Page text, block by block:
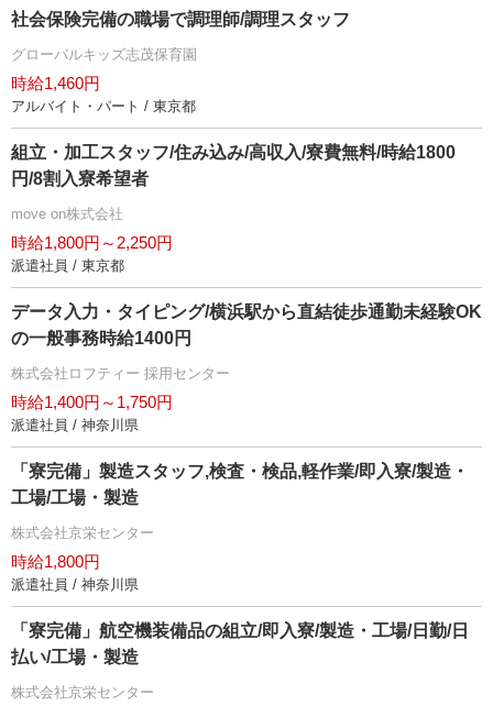
社会保険完備の職場で調理師/調理スタッフ
グローバルキッズ志茂保育園
時給1,460円
アルバイト・パート / 東京都
組立・加工スタッフ/住み込み/高収入/寮費無料/時給1800
円/8割入寮希望者
move on株式会社
時給1,800円～2,250円
派遣社員 / 東京都
データ入力・タイピング/横浜駅から直結徒歩通勤未経験OK
の一般事務時給1400円
株式会社ロフティー 採用センター
時給1,400円～1,750円
派遣社員 / 神奈川県
「寮完備」製造スタッフ,検査・検品,軽作業/即入寮/製造・
工場/工場・製造
株式会社京栄センター
時給1,800円
派遣社員 / 神奈川県
「寮完備」航空機装備品の組立/即入寮/製造・工場/日勤/日
払い/工場・製造
株式会社京栄センター